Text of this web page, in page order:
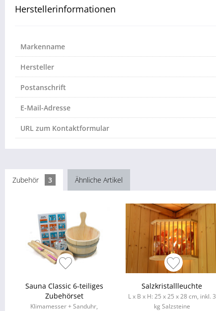
Herstellerinformationen
Markenname
Hersteller
Postanschrift
E-Mail-Adresse
URL zum Kontaktformular
Zubehör 3 Ähnliche Artikel
Sauna Classic 6-teiliges
Zubehörset
Klimamesser + Sanduhr,
Salzkristallleuchte
L x B x H: 25 x 25 x 28 cm, inkl. 3
kg Salzsteine